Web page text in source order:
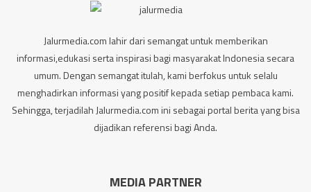
Jalurmedia.com lahir dari semangat untuk memberikan
informasi,edukasi serta inspirasi bagi masyarakat Indonesia secara
umum. Dengan semangat itulah, kami berfokus untuk selalu
menghadirkan informasi yang positif kepada setiap pembaca kami.
Sehingga, terjadilah Jalurmedia.com ini sebagai portal berita yang bisa
dijadikan referensi bagi Anda.
MEDIA PARTNER